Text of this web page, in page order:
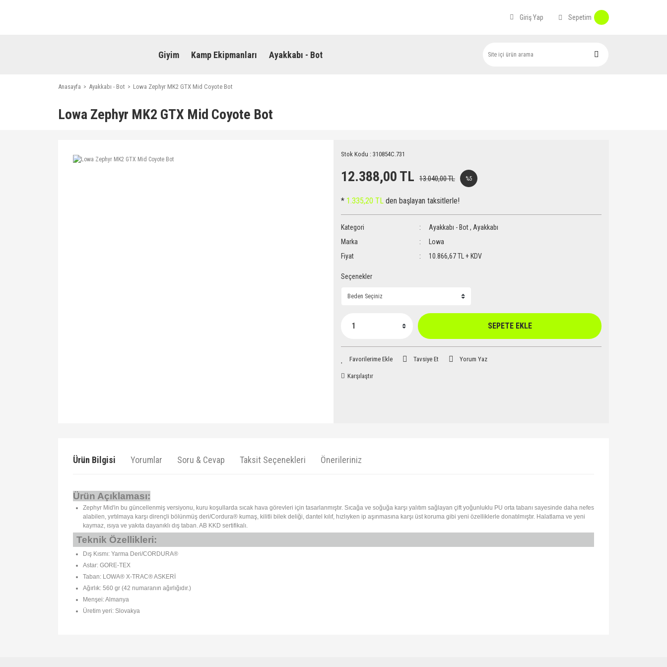
Giriş Yap Sepetim
Giyim Kamp Ekipmanları Ayakkabı - Bot
Anasayfa Ayakkabı - Bot Lowa Zephyr MK2 GTX Mid Coyote Bot
Lowa Zephyr MK2 GTX Mid Coyote Bot
Stok Kodu : 310854C.731
12.388,00 TL 13.040,00 TL %5
* 1.335,20 TL den başlayan taksitlerle!
Kategori Ayakkabı - Bot , Ayakkabı
Marka
Lowa
Fiyat
10.866,67 TL + KDV
Seçenekler
SEPETE EKLE
Tavsiye Et Yorum Yaz
Karşılaştır
Ürün Bilgisi Yorumlar Soru & Cevap Taksit Seçenekleri Önerileriniz
Ürün Açıklaması:
Zephyr Mid'in bu güncellenmiş versiyonu, kuru koşullarda sıcak hava görevleri için tasarlanmıştır. Sıcağa ve soğuğa karşı yalıtım sağlayan çift yoğunluklu PU orta tabanı sayesinde daha nefes
alabilen, yırtılmaya karşı dirençli bölünmüş deri/Cordura® kumaş, kilitli bilek deliği, dantel kılıf, hızlıyken ip aşınmasına karşı üst koruma gibi yeni özelliklerle donatılmıştır. Halatlama ve yeni
kaymaz, ısıya ve yakıta dayanıklı dış taban. AB KKD sertifikalı.
Teknik Özellikleri:
Dış Kısmı: Yarma Deri/CORDURA®
Astar: GORE-TEX
Taban: LOWA® X-TRAC® ASKERİ
Ağırlık: 560 gr (42 numaranın ağırlığıdır.)
Menşei: Almanya
Üretim yeri: Slovakya